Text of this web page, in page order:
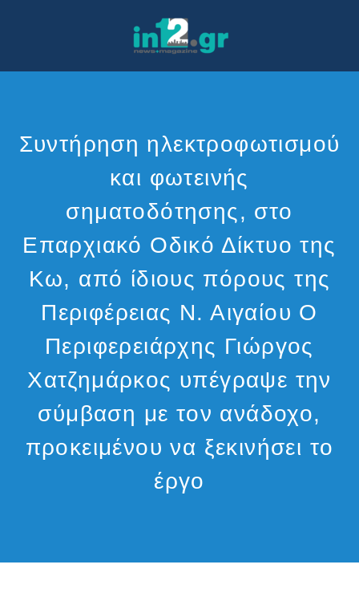
Συντήρηση ηλεκτροφωτισμού
και φωτεινής
σηματοδότησης, στο
Επαρχιακό Οδικό Δίκτυο της
Κω, από ίδιους πόρους της
Περιφέρειας Ν. Αιγαίου Ο
Περιφερειάρχης Γιώργος
Χατζημάρκος υπέγραψε την
σύμβαση με τον ανάδοχο,
προκειμένου να ξεκινήσει το
έργο